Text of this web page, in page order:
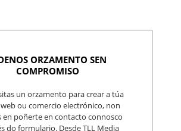
ORZAMENTO SEN
COMPROMISO
un orzamento para crear a túa
ou comercio electrónico, non
en poñerte en contacto connosco
do formulario. Desde TLL Media